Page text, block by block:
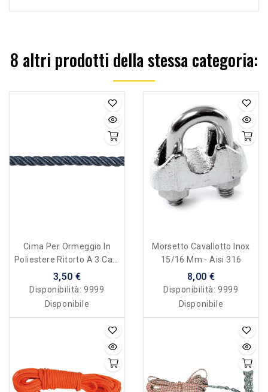
8 altri prodotti della stessa categoria:
Cima Per Ormeggio In
Poliestere Ritorto A 3 Capi
Alta Tenacità - 16 Mm
3,50 €
Disponibilità:9999
Disponibile
Morsetto Cavallotto Inox
15/16 Mm - Aisi 316
8,00 €
Disponibilità:9999
Disponibile